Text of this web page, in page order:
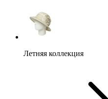
Летняя коллекция